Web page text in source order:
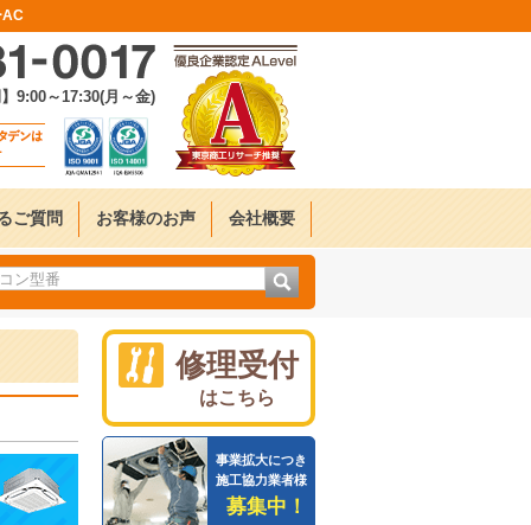
AC
9:00～17:30(月～金)
ご質問 お客様のお声 会社概要
修理受付
はこちら
事業拡大につき
施工協力業者様
募集中！